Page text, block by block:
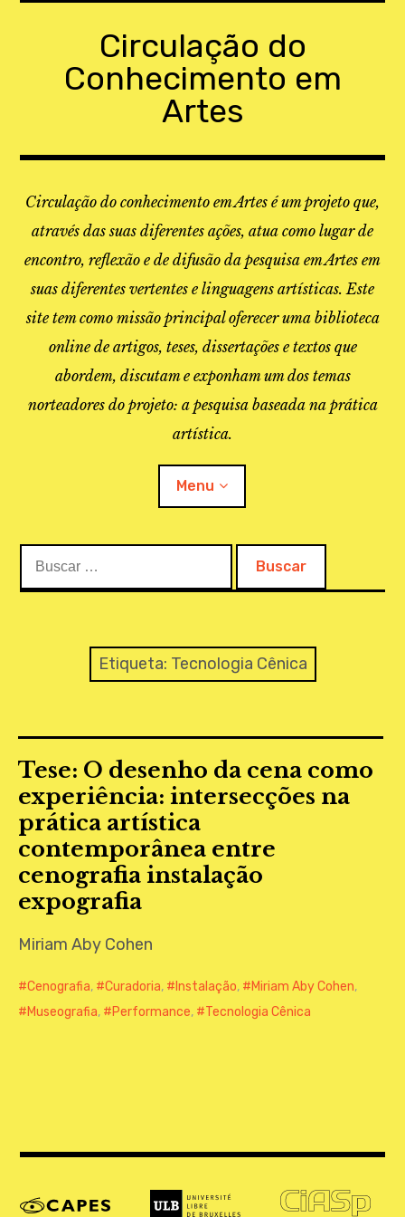
Circulação do
Conhecimento em
Artes
Circulação do conhecimento em Artes é um projeto que,
através das suas diferentes ações, atua como lugar de
encontro, reflexão e de difusão da pesquisa em Artes em
suas diferentes vertentes e linguagens artísticas. Este
site tem como missão principal oferecer uma biblioteca
online de artigos, teses, dissertações e textos que
abordem, discutam e exponham um dos temas
norteadores do projeto: a pesquisa baseada na prática
artística.
Menu
O PROJETO
MAPEAMENTO
REVISTA IEPA
CONTATO
Etiqueta: Tecnologia Cênica
Tese: O desenho da cena como
experiência: intersecções na
prática artística
contemporânea entre
cenografia instalação
expografia
Miriam Aby Cohen
Cenografia, Curadoria, Instalação, Miriam Aby Cohen,
Museografia, Performance, Tecnologia Cênica